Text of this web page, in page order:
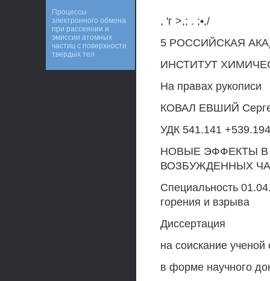
, 'г >,; . ;•,/
5 РОССИЙСКАЯ
ИНСТИТУТ
На правах рукописи
КОВАЛ ЕВШИЙ
УДК 541.141 +539.194
НОВЫЕ ЭФФЕКТЫ
ВОЗБУЖДЕННЫХ
Специальность
горения и взрыва
Диссертация
на соискание
в форме научного
Процессы
электронного обмена
при рассеянии и
эмиссии атомных
частиц с поверхности
твердых тел